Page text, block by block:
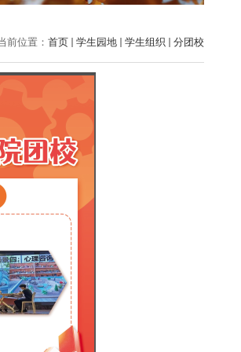
前位置： 首页 学生园地 学生组织 分团校